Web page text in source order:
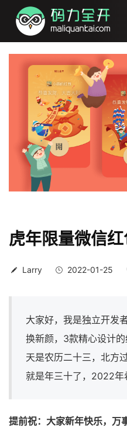
虎年限量微信红
Larry 2022-01-25
大家好，我是独立开发
换新颜，3款精心设计
天是农历二十三，北方
就是年三十了，2022年
提前祝：大家新年快乐，万